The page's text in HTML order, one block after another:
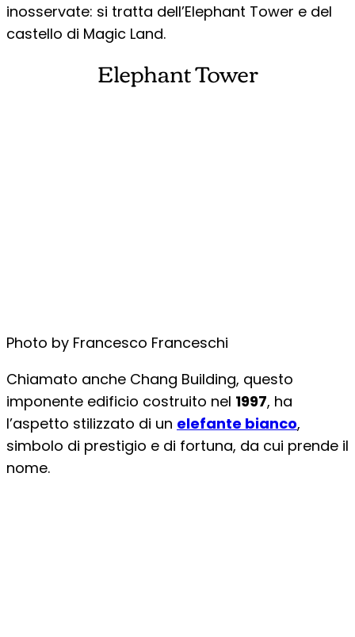
inosservate: si tratta dell’Elephant Tower e del
castello di Magic Land.
Elephant Tower
Photo by Francesco Franceschi
Chiamato anche Chang Building, questo
imponente edificio costruito nel 1997, ha
l’aspetto stilizzato di un elefante bianco,
simbolo di prestigio e di fortuna, da cui prende il
nome.